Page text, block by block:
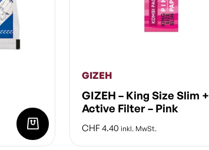
GIZEH
GIZEH – King Size Slim +
Active Filter – Pink
CHF4.40 inkl. MwSt.